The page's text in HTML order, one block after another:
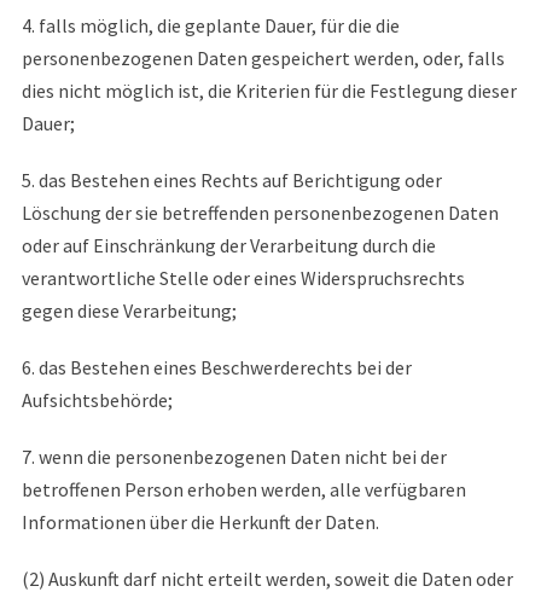
4. falls möglich, die geplante Dauer, für die die
personenbezogenen Daten gespeichert werden, oder, falls
dies nicht möglich ist, die Kriterien für die Festlegung dieser
Dauer;
5. das Bestehen eines Rechts auf Berichtigung oder
Löschung der sie betreffenden personenbezogenen Daten
oder auf Einschränkung der Verarbeitung durch die
verantwortliche Stelle oder eines Widerspruchsrechts
gegen diese Verarbeitung;
6. das Bestehen eines Beschwerderechts bei der
Aufsichtsbehörde;
7. wenn die personenbezogenen Daten nicht bei der
betroffenen Person erhoben werden, alle verfügbaren
Informationen über die Herkunft der Daten.
(2) Auskunft darf nicht erteilt werden, soweit die Daten oder